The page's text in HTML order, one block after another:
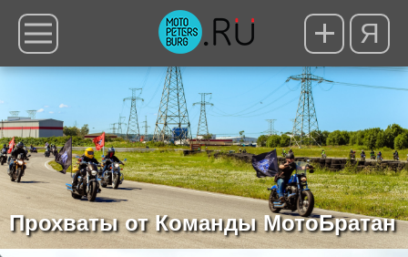
Я
Прохваты от Команды МотоБратан